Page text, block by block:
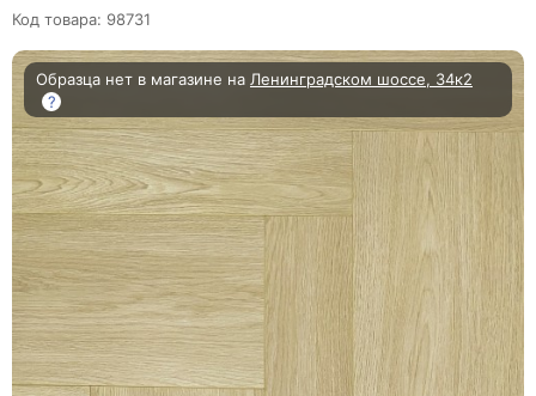
Код товара: 98731
Образца нет в магазине на Ленинградском шоссе, 34к2
?